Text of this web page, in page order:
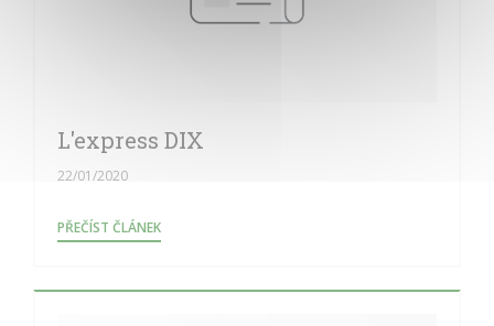
L'express DIX
22/01/2020
PŘEČÍST ČLÁNEK((OTEVŘE SE V NOVÉM OKNĚ))